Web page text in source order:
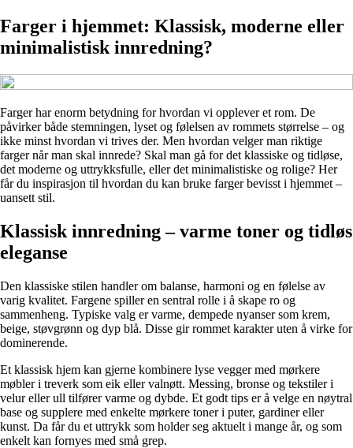
Farger i hjemmet: Klassisk, moderne eller
minimalistisk innredning?
Farger har enorm betydning for hvordan vi opplever et rom. De
påvirker både stemningen, lyset og følelsen av rommets størrelse – og
ikke minst hvordan vi trives der. Men hvordan velger man riktige
farger når man skal innrede? Skal man gå for det klassiske og tidløse,
det moderne og uttrykksfulle, eller det minimalistiske og rolige? Her
får du inspirasjon til hvordan du kan bruke farger bevisst i hjemmet –
uansett stil.
Klassisk innredning – varme toner og tidløs
eleganse
Den klassiske stilen handler om balanse, harmoni og en følelse av
varig kvalitet. Fargene spiller en sentral rolle i å skape ro og
sammenheng. Typiske valg er varme, dempede nyanser som krem,
beige, støvgrønn og dyp blå. Disse gir rommet karakter uten å virke for
dominerende.
Et klassisk hjem kan gjerne kombinere lyse vegger med mørkere
møbler i treverk som eik eller valnøtt. Messing, bronse og tekstiler i
velur eller ull tilfører varme og dybde. Et godt tips er å velge en nøytral
base og supplere med enkelte mørkere toner i puter, gardiner eller
kunst. Da får du et uttrykk som holder seg aktuelt i mange år, og som
enkelt kan fornyes med små grep.